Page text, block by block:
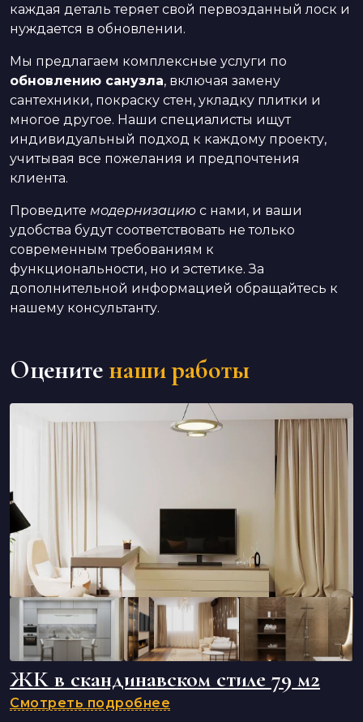
каждая деталь теряет свой первозданный лоск и
нуждается в обновлении.
Мы предлагаем комплексные услуги по
обновлению санузла, включая замену
сантехники, покраску стен, укладку плитки и
многое другое. Наши специалисты ищут
индивидуальный подход к каждому проекту,
учитывая все пожелания и предпочтения
клиента.
Проведите модернизацию с нами, и ваши
удобства будут соответствовать не только
современным требованиям к
функциональности, но и эстетике. За
дополнительной информацией обращайтесь к
нашему консультанту.
Оцените наши работы
ЖК в скандинавском стиле 79 м2
Смотреть подробнее